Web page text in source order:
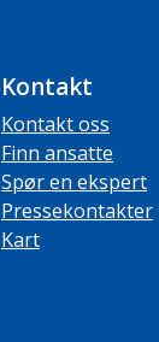
Kontakt
Kontakt oss
Finn ansatte
Spør en ekspert
Pressekontakter
Kart